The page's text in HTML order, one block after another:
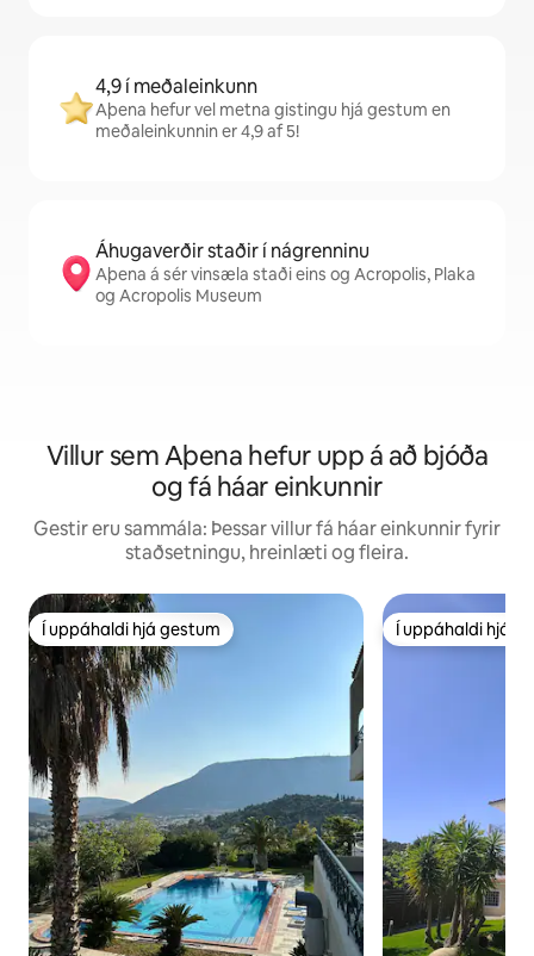
4,9 í meðaleinkunn
Aþena hefur vel metna gistingu hjá gestum en
meðaleinkunnin er 4,9 af 5!
Áhugaverðir staðir í nágrenninu
Aþena á sér vinsæla staði eins og Acropolis, Plaka
og Acropolis Museum
Villur sem Aþena hefur upp á að bjóða
og fá háar einkunnir
Gestir eru sammála: Þessar villur fá háar einkunnir fyrir
staðsetningu, hreinlæti og fleira.
Í uppáhaldi hjá gestum
Í uppáhaldi hjá gestum Í uppáhaldi hjá
Í uppáhaldi hjá